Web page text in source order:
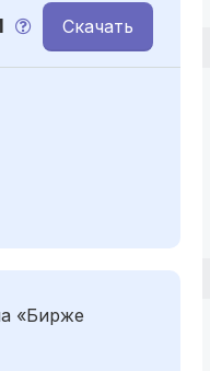
Скачать
«Бирже